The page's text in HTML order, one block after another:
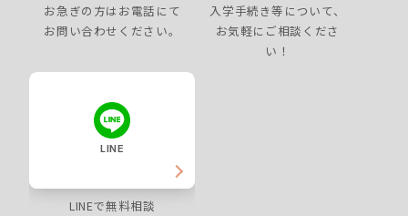
お急ぎの方はお電話にて
お問い合わせください。
入学手続き等について、
お気軽にご相談くださ
い！
LINE
LINEで無料相談